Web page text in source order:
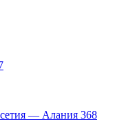
— Алания 368